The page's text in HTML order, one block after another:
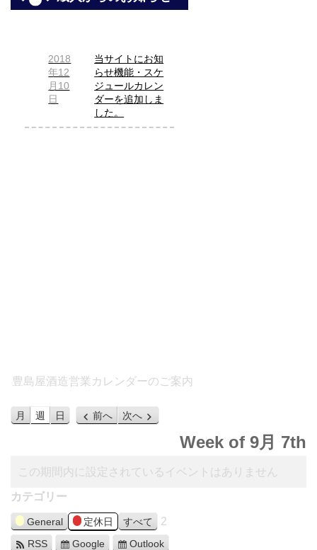
2018
年12
月10
日
当サイトにお知
らせ機能・スケ
ジュールカレン
ダーを追加しま
した。
豊島屋酒造営業カレンダーのご案内
月 週 日 前へ 次へ
Week of 9月 7th
この期間内に設定されているイベントはありません
カテゴリー
General 定休日 すべて 2
RSS Google Outlook